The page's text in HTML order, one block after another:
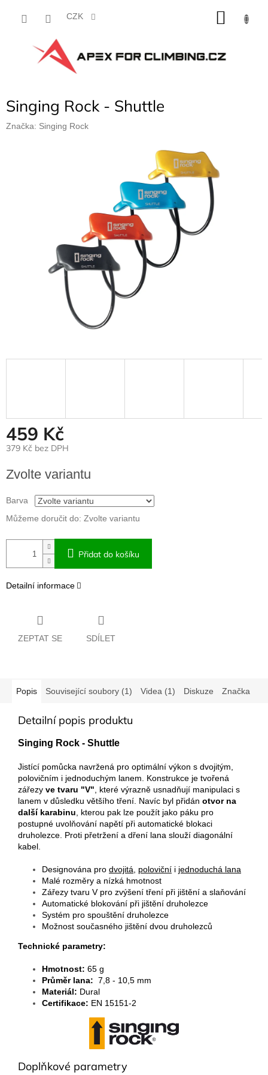
CZK
Singing Rock - Shuttle
Značka: Singing Rock
459 Kč
379 Kč bez DPH
cena:
Zvolte variantu
Barva
Můžeme doručit do: Zvolte variantu
Přidat do košíku
Detailní informace
ZEPTAT SE SDÍLET
Popis Související soubory (1) Videa (1) Diskuze Značka
Detailní popis produktu
Singing Rock - Shuttle
Jistící pomůcka navržená pro optimální výkon s dvojitým,
polovičním i jednoduchým lanem. Konstrukce je tvořená
zářezy ve tvaru "V" , které výrazně usnadňují manipulaci s
lanem v důsledku většího tření. Navíc byl přidán otvor na
další karabinu , kterou pak lze použít jako páku pro
postupné uvolňování napětí při automatické blokaci
druholezce. Proti přetržení a dření lana slouží diagonální
kabel.
Designována pro dvojitá poloviční i jednoduchá lana
Malé rozměry a nízká hmotnost
Zářezy tvaru V pro zvýšení tření při jištění a slaňování
Automatické blokování při jištění druholezce
Systém pro spouštění druholezce
Možnost současného jištění dvou druholezců
Technické parametry:
Hmotnost: 65 g
Průměr lana: 7,8 - 10,5 mm
Materiál: Dural
Certifikace: EN 15151-2
Doplňkové parametry